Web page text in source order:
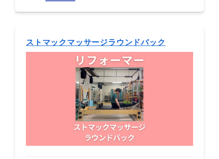
ストマックマッサージラウンドバック